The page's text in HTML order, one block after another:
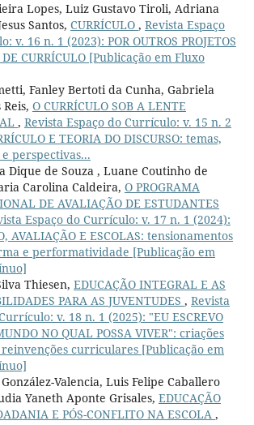
Lopes, Luiz Gustavo Tiroli, Adriana
Santos, CURRÍCULO , Revista Espaço
v. 16 n. 1 (2023): POR OUTROS PROJETOS
DE CURRÍCULO [Publicação em Fluxo
Fanley Bertoti da Cunha, Gabriela
O CURRÍCULO SOB A LENTE
, Revista Espaço do Currículo: v. 15 n. 2
E TEORIA DO DISCURSO: temas,
perspectivas...
Dique de Souza , Luane Coutinho de
Carolina Caldeira, O PROGRAMA
DE AVALIAÇÃO DE ESTUDANTES
Espaço do Currículo: v. 17 n. 1 (2024):
AVALIAÇÃO E ESCOLAS: tensionamentos
e performatividade [Publicação em
Thiesen, EDUCAÇÃO INTEGRAL E AS
PARA AS JUVENTUDES , Revista
v. 18 n. 1 (2025): "EU ESCREVO
NO QUAL POSSA VIVER": criações
curriculares [Publicação em
Valencia, Luis Felipe Caballero
Yaneth Aponte Grisales, EDUCAÇÃO
E PÓS-CONFLITO NA ESCOLA ,